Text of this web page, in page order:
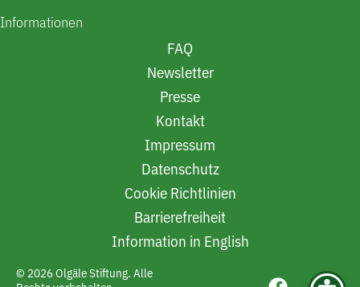
Informationen
FAQ
Newsletter
Presse
Kontakt
Impressum
Datenschutz
Cookie Richtlinien
Barrierefreiheit
Information in English
© 2026 Olgäle Stiftung. Alle